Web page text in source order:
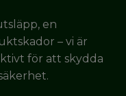
en
– vi är
för att skydda